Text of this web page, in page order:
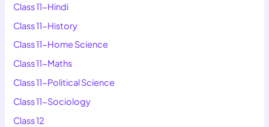
Class 11-Hindi
Class 11-History
Class 11-Home Science
Class 11-Maths
Class 11-Political Science
Class 11-Sociology
Class 12